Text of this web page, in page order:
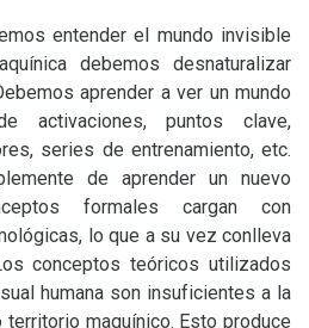
entender el mundo invisible
debemos desnaturalizar
aprender a ver un mundo
activaciones, puntos clave,
series de entrenamiento, etc.
de aprender un nuevo
formales cargan con
lo que a su vez conlleva
conceptos teóricos utilizados
humana son insuficientes a la
territorio maquínico. Esto produce